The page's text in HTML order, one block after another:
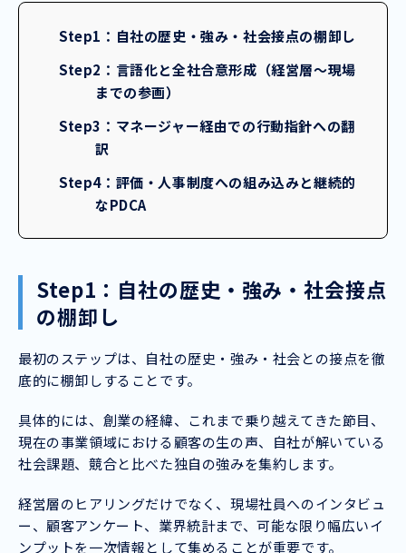
Step1：自社の歴史・強み・社会接点の棚卸し
Step2：言語化と全社合意形成（経営層〜現場
までの参画）
Step3：マネージャー経由での行動指針への翻
訳
Step4：評価・人事制度への組み込みと継続的
なPDCA
Step1：自社の歴史・強み・社会接点
の棚卸し
最初のステップは、自社の歴史・強み・社会との接点を徹
底的に棚卸しすることです。
具体的には、創業の経緯、これまで乗り越えてきた節目、
現在の事業領域における顧客の生の声、自社が解いている
社会課題、競合と比べた独自の強みを集約します。
経営層のヒアリングだけでなく、現場社員へのインタビュ
ー、顧客アンケート、業界統計まで、可能な限り幅広いイ
ンプットを一次情報として集めることが重要です。